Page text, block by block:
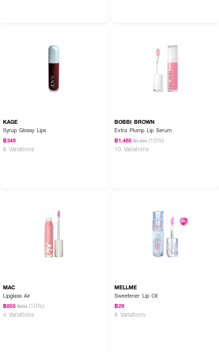
✨ ริมฝีปากสวยคมชัด แวววาวดุจกระจก สไตล์ Kylie 💖
KAGE
Syrup Glossy Lips
฿349
8 Variations
BOBBI BROWN
Extra Plump Lip Serum
฿1,485 ฿1,650 (10%)
10 Variations
MAC
Lipglass Air
฿855 ฿950 (10%)
4 Variations
MELLME
Sweetener Lip Oil
฿29
6 Variations